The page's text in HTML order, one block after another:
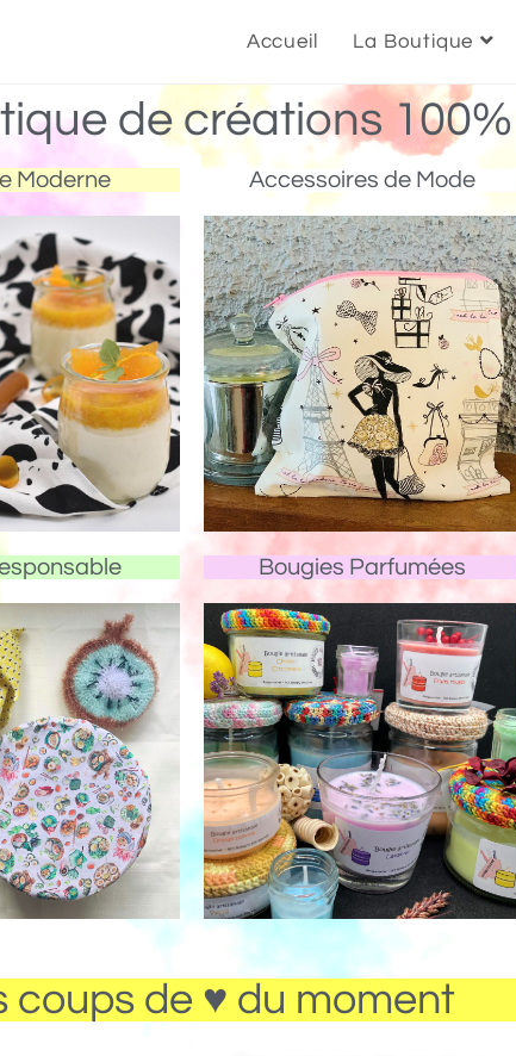
Accueil La Boutique
de créations
Moderne Accessoires de Mode
Bougies Parfumées
coups de ♥ du moment